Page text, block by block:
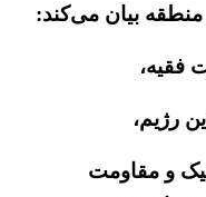
منطقه بیان می‌کند:
فقیه،
رژیم،
و مقاومت